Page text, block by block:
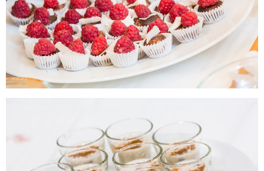
Am picat pe scaun de cum am intrat in Plafar, i-am prins
"soro, daca vezi ca ma pierd in fata alunelor scufundate in
sa le pescuiesc; daca incep sa ling semintele de susan
observi ca mi se indeseste pe loc parul cand sorb din salata
betisoare chinezesti nu de alta dar ar fifostpacat sa fac
dovlecel prefacut in tagliatelle, imperecheat cu un pesto de
da-mi peste ochi, trage-mi doua palme sa-mi revin ca altfel